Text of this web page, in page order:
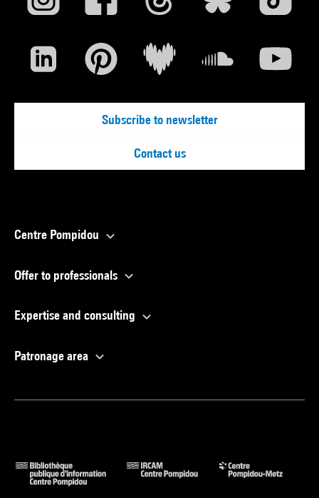
Subscribe to newsletter
Contact us
Centre Pompidou
Offer to professionals
Expertise and consulting
Patronage area